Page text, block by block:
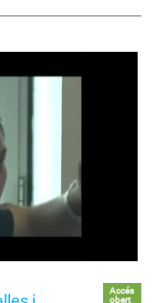
Accés
obert